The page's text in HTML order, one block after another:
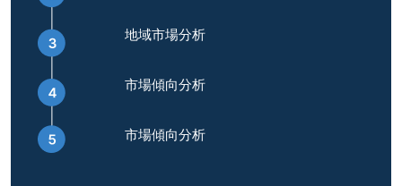
地域市場分析
市場傾向分析
市場傾向分析